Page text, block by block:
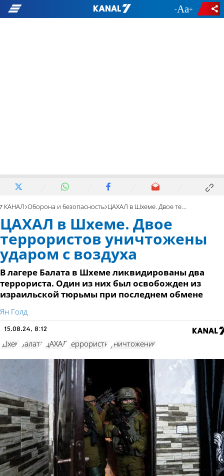
- +
7 КАНАЛ Оборона и безопасность ЦАХАЛ в Шхеме. Двое террористов уничтожены ударом с воздуха
ЦАХАЛ в Шхеме. Двое
террористов уничтожены
ударом с воздуха
В лагере Балата в Шхеме ликвидированы два
террориста. Один из них был освобожден из
израильской тюрьмы при последнем обмене
Ян Голд
15.08.24, 8:12
Шхем Балата ЦАХАЛ террористы уничтожение